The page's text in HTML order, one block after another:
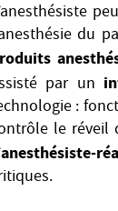
du
par un
:
le réveil
anesthésiste-